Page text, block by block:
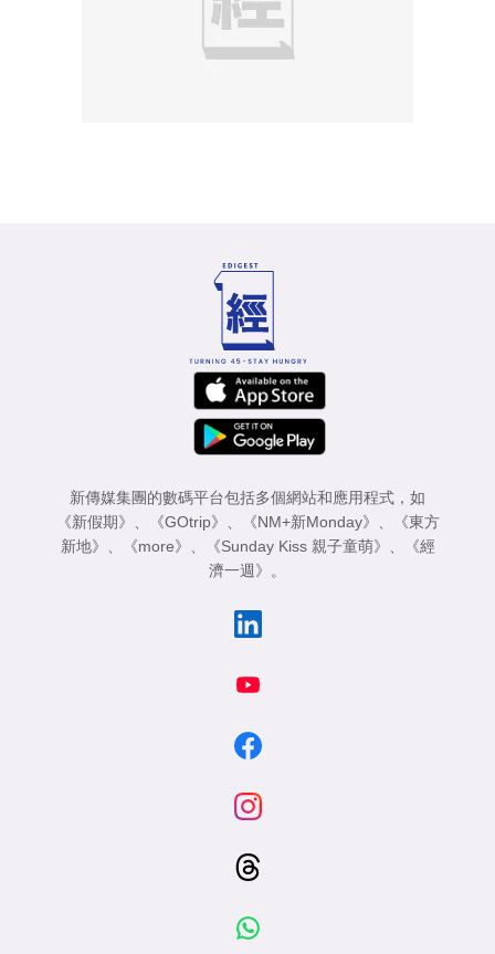
新傳媒集團的數碼平台包括多個網站和應用程式，如
《新假期》
《GOtrip》 《NM+新Monday》
《東方
新地》
《more》 《Sunday Kiss 親子童萌》
《經
濟一週》
。